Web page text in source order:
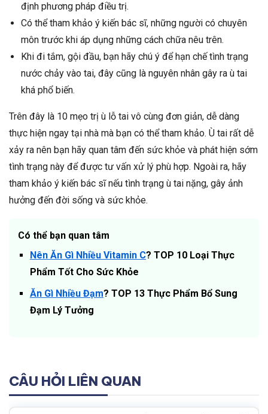
định phương pháp điều trị.
Có thể tham khảo ý kiến bác sĩ, những người có chuyên
môn trước khi áp dụng những cách chữa nêu trên.
Khi đi tắm, gội đầu, bạn hãy chú ý để hạn chế tình trạng
nước chảy vào tai, đây cũng là nguyên nhân gây ra ù tai
khá phổ biến.
Trên đây là 10 mẹo trị ù lỗ tai vô cùng đơn giản, dễ dàng
thực hiện ngay tại nhà mà bạn có thể tham khảo. Ù tai rất dễ
xảy ra nên bạn hãy quan tâm đến sức khỏe và phát hiện sớm
tình trạng này để được tư vấn xử lý phù hợp. Ngoài ra, hãy
tham khảo ý kiến bác sĩ nếu tình trạng ù tai nặng, gây ảnh
hưởng đến đời sống và sức khỏe.
Có thể bạn quan tâm
Nên Ăn Gì Nhiều Vitamin C? TOP 10 Loại Thực
Phẩm Tốt Cho Sức Khỏe
Ăn Gì Nhiều Đạm? TOP 13 Thực Phẩm Bổ Sung
Đạm Lý Tưởng
CÂU HỎI LIÊN QUAN